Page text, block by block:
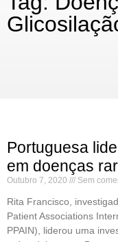
Portuguesa
em doenças
Outubro 7, 2020 Sem
Rita Francisco,
Patient Associations
PPAIN), liderou uma